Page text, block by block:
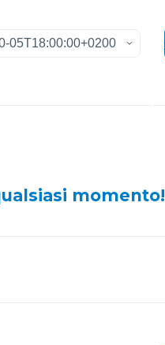
momento!